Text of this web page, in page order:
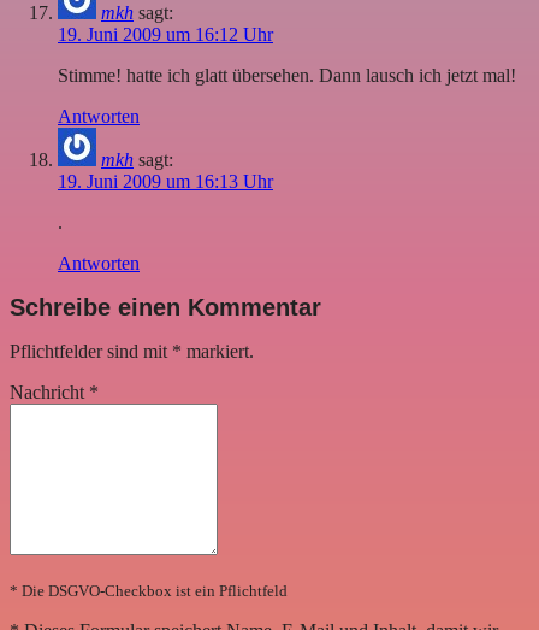
mkh sagt:
19. Juni 2009 um 16:12 Uhr
Stimme! hatte ich glatt übersehen. Dann lausch ich jetzt mal!
Antworten
mkh sagt:
19. Juni 2009 um 16:13 Uhr
.
Antworten
Schreibe einen Kommentar
Pflichtfelder sind mit * markiert.
Nachricht *
* Die DSGVO-Checkbox ist ein Pflichtfeld